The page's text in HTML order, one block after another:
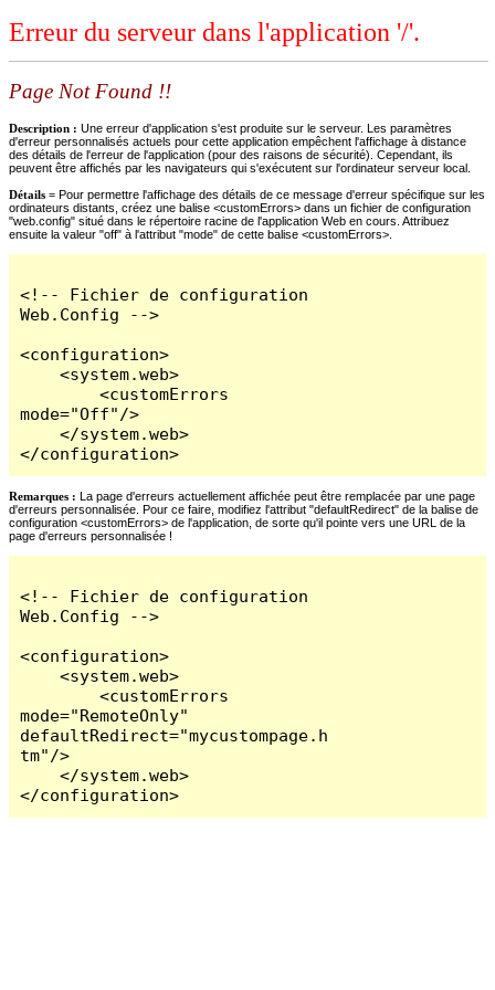
Erreur du serveur dans l'application '/'.
Page Not Found !!
Description : Une erreur d'application s'est produite sur le serveur. Les paramètres
d'erreur personnalisés actuels pour cette application empêchent l'affichage à distance
des détails de l'erreur de l'application (pour des raisons de sécurité). Cependant, ils
peuvent être affichés par les navigateurs qui s'exécutent sur l'ordinateur serveur local.
Détails = Pour permettre l'affichage des détails de ce message d'erreur spécifique sur les
ordinateurs distants, créez une balise <customErrors> dans un fichier de configuration
"web.config" situé dans le répertoire racine de l'application Web en cours. Attribuez
ensuite la valeur "off" à l'attribut "mode" de cette balise <customErrors>.
<!-- Fichier de configuration
Web.Config -->
<configuration>
    <system.web>
        <customErrors
mode="Off"/>
    </system.web>
</configuration>
Remarques : La page d'erreurs actuellement affichée peut être remplacée par une page
d'erreurs personnalisée. Pour ce faire, modifiez l'attribut "defaultRedirect" de la balise de
configuration <customErrors> de l'application, de sorte qu'il pointe vers une URL de la
page d'erreurs personnalisée !
<!-- Fichier de configuration
Web.Config -->
<configuration>
    <system.web>
        <customErrors
mode="RemoteOnly"
defaultRedirect="mycustompage.h
tm"/>
    </system.web>
</configuration>